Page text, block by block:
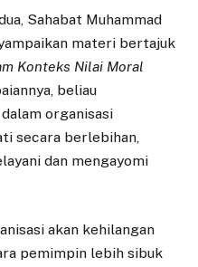
Sahabat Muhammad
materi bertajuk
Konteks Nilai Moral
beliau
organisasi
secara berlebihan,
dan mengayomi
akan kehilangan
pemimpin lebih sibuk